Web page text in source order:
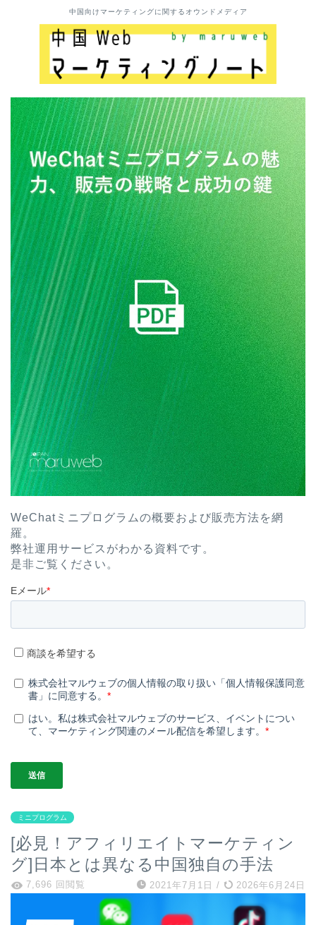
中国向けマーケティングに関するオウンドメディア
WeChatミニプログラムの概要および販売方法を網
羅。
弊社運用サービスがわかる資料です。
是非ご覧ください。
ミニプログラム
[必見！アフィリエイトマーケティン
グ]日本とは異なる中国独自の手法
7,696 回閲覧 2021年7月1日 / 2026年6月24日